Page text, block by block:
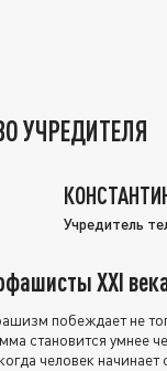
УЧРЕДИТЕЛЯ
Учредитель
XXI
побеждает не
становится умнее
человек